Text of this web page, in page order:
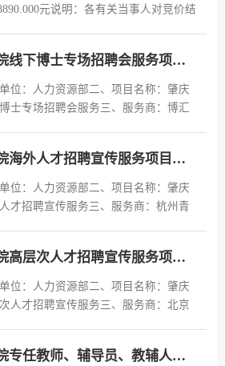
元说明：各有关当事人对竞价结
采购单位：肇庆学...
肇庆学院线下博士专场招聘会服务项目结果公告
位：人力资源部二、项目名称：肇庆
士专场招聘会服务三、服务商：博汇
校、城市进行博士专...
肇庆学院海外人才招聘宣传服务项目结果公告
位：人力资源部二、项目名称：肇庆
才招聘宣传服务三、服务商：杭州青
招聘提供如下服务...
肇庆学院高层次人才招聘宣传服务项目结果公告
位：人力资源部二、项目名称：肇庆
人才招聘宣传服务三、服务商：北京
台为我校的高层次人才...
肇庆学院专任教师、辅导员、教辅人员招聘宣传服务项目结果公告